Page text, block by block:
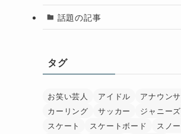
話題の記事
タグ
お笑い芸人 アイドル
アナウン
カーリング
サッカー ジャニーズ
スケート
スケートボード
スノ